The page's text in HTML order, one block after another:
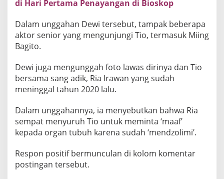
D
o
s
i
di Hari Pertama Penayangan di Bioskop
Dalam unggahan Dewi tersebut, tampak beberapa
aktor senior yang mengunjungi Tio, termasuk Miing
Bagito.
Dewi juga mengunggah foto lawas dirinya dan Tio
bersama sang adik, Ria Irawan yang sudah
meninggal tahun 2020 lalu.
Dalam unggahannya, ia menyebutkan bahwa Ria
sempat menyuruh Tio untuk meminta ‘maaf’
kepada organ tubuh karena sudah ‘mendzolimi’.
Respon positif bermunculan di kolom komentar
postingan tersebut.